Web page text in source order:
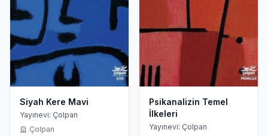
Siyah Kere Mavi
Yayınevi: Çolpan
Çolpan
Psikanalizin Temel
İlkeleri
Yayınevi: Çolpan